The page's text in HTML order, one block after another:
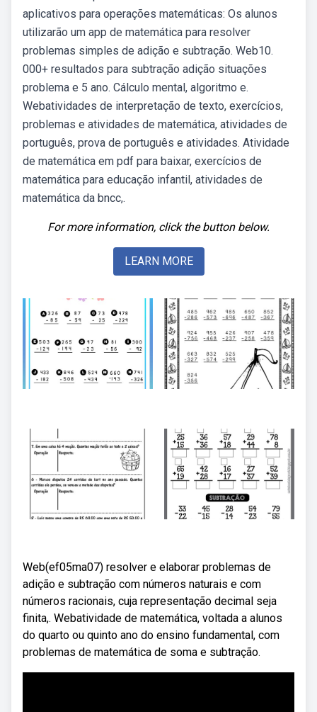
aplicativos para operações matemáticas: Os alunos
utilizarão um app de matemática para resolver
problemas simples de adição e subtração. Web10.
000+ resultados para subtração adição situações
problema e 5 ano. Cálculo mental, algoritmo e.
Webatividades de interpretação de texto, exercícios,
problemas e atividades de matemática, atividades de
português, prova de português e atividades. Atividade
de matemática em pdf para baixar, exercícios de
matemática para educação infantil, atividades de
matemática da bncc,.
For more information, click the button below.
LEARN MORE
Web(ef05ma07) resolver e elaborar problemas de
adição e subtração com números naturais e com
números racionais, cuja representação decimal seja
finita,. Webatividade de matemática, voltada a alunos
do quarto ou quinto ano do ensino fundamental, com
problemas de matemática de soma e subtração.